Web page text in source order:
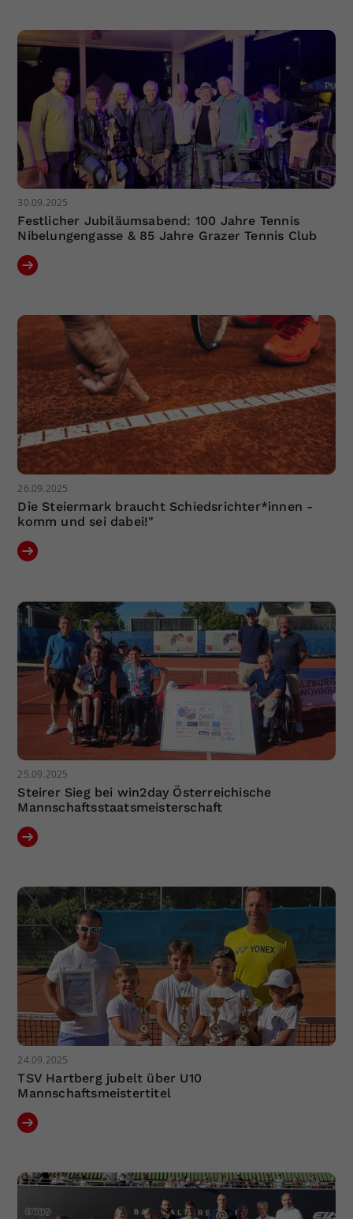
30.09.2025
Festlicher Jubiläumsabend: 100 Jahre Tennis
Nibelungengasse & 85 Jahre Grazer Tennis Club
26.09.2025
Die Steiermark braucht Schiedsrichter*innen -
komm und sei dabei!"
25.09.2025
Steirer Sieg bei win2day Österreichische
Mannschaftsstaatsmeisterschaft
24.09.2025
TSV Hartberg jubelt über U10
Mannschaftsmeistertitel
Zweck
Einstellungen. Unter anderem eine
zufällig generierte ID, für die
historische Speicherung Ihrer
vorgenommen Einstellungen, falls der
Webseiten-Betreiber dies eingestellt
hat.